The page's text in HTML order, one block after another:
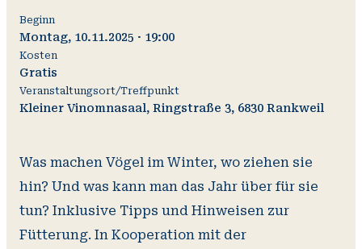
Beginn
Montag, 10.11.2025 · 19:00
Kosten
Gratis
Veranstaltungsort/Treffpunkt
Kleiner Vinomnasaal, Ringstraße 3, 6830 Rankweil
Was machen Vögel im Winter, wo ziehen sie
hin? Und was kann man das Jahr über für sie
tun? Inklusive Tipps und Hinweisen zur
Fütterung. In Kooperation mit der